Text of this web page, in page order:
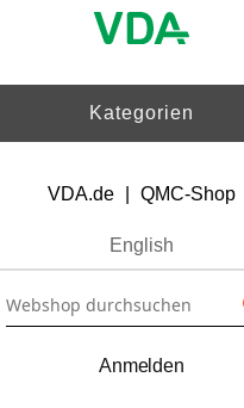
Kategorien
VDA.de QMC-Shop
English
Anmelden